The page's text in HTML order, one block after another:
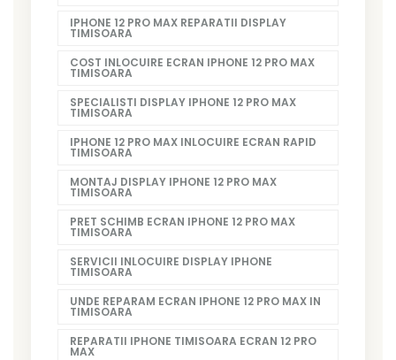
IPHONE 12 PRO MAX REPARATII DISPLAY
TIMISOARA
COST INLOCUIRE ECRAN IPHONE 12 PRO MAX
TIMISOARA
SPECIALISTI DISPLAY IPHONE 12 PRO MAX
TIMISOARA
IPHONE 12 PRO MAX INLOCUIRE ECRAN RAPID
TIMISOARA
MONTAJ DISPLAY IPHONE 12 PRO MAX
TIMISOARA
PRET SCHIMB ECRAN IPHONE 12 PRO MAX
TIMISOARA
SERVICII INLOCUIRE DISPLAY IPHONE
TIMISOARA
UNDE REPARAM ECRAN IPHONE 12 PRO MAX IN
TIMISOARA
REPARATII IPHONE TIMISOARA ECRAN 12 PRO
MAX